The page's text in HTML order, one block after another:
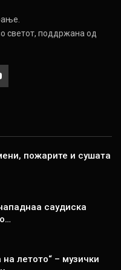
светот, поддржана од
пожарите и сушата
саудиска
летото“ – музички